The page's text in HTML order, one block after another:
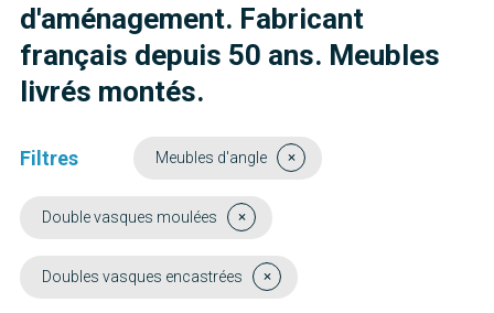
d'aménagement. Fabricant
français depuis 50 ans. Meubles
livrés montés.
Filtres Meubles d'angle
Double vasques moulées
Doubles vasques encastrées